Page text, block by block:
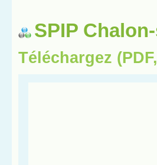
SPIP
Téléchargez